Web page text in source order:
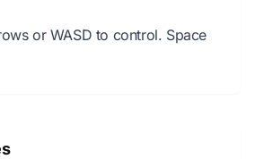
or WASD to control. Space